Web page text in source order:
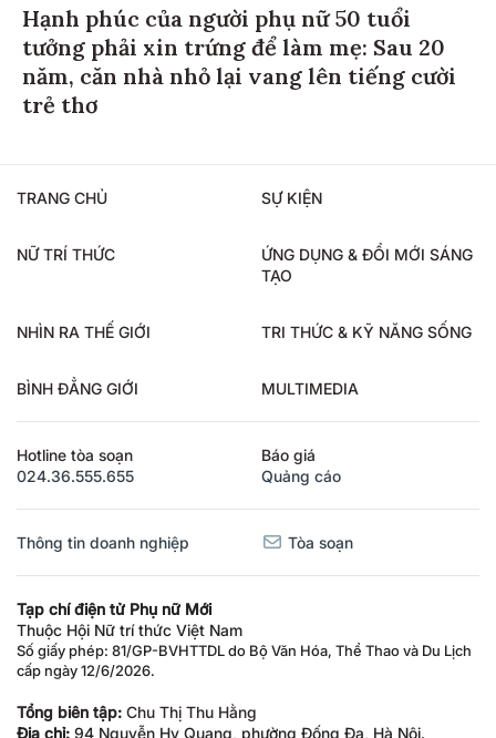
Hạnh phúc của người phụ nữ 50 tuổi
tưởng phải xin trứng để làm mẹ: Sau 20
năm, căn nhà nhỏ lại vang lên tiếng cười
trẻ thơ
TRANG CHỦ SỰ KIỆN
NỮ TRÍ THỨC
ỨNG DỤNG & ĐỔI MỚI SÁNG
TẠO
NHÌN RA THẾ GIỚI TRI THỨC & KỸ NĂNG SỐNG
BÌNH ĐẲNG GIỚI MULTIMEDIA
Hotline tòa soạn
024.36.555.655
Báo giá
Quảng cáo
Thông tin doanh nghiệp Tòa soạn
Tạp chí điện tử Phụ nữ Mới
Thuộc Hội Nữ trí thức Việt Nam
Số giấy phép: 81/GP-BVHTTDL do Bộ Văn Hóa, Thể Thao và Du Lịch
cấp ngày 12/6/2026.
Tổng biên tập: Chu Thị Thu Hằng
Địa chỉ: 94 Nguyễn Hy Quang, phường Đống Đa, Hà Nội.